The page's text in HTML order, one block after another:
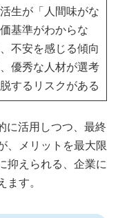
生が「人間味がな
基準がわからな
不安を感じる傾向
優秀な人材が選考
するリスクがある
に活用しつつ、最終
、メリットを最大限
抑えられる、企業に
ます。